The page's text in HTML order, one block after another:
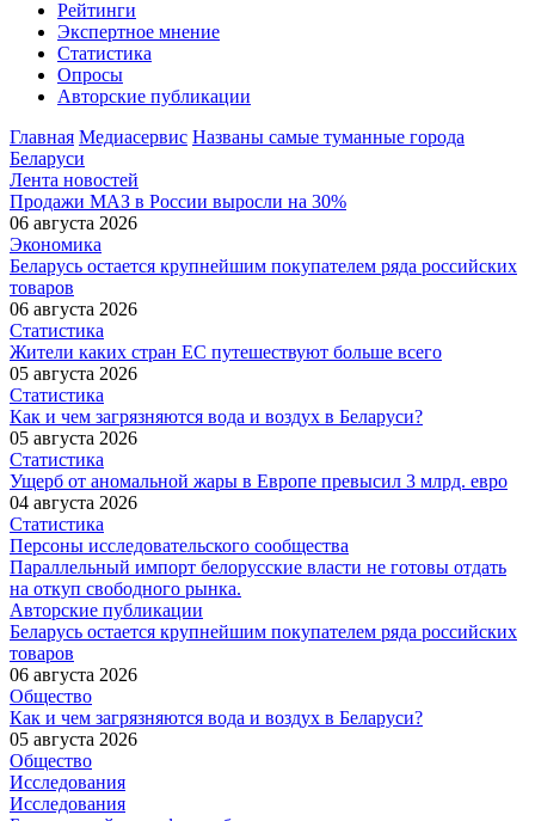
Рейтинги
Экспертное мнение
Статистика
Опросы
Авторские публикации
Главная Медиасервис Названы самые туманные города
Беларуси
Лента новостей
Продажи МАЗ в России выросли на 30%
06 августа 2026
Экономика
Беларусь остается крупнейшим покупателем ряда российских
товаров
06 августа 2026
Статистика
Жители каких стран ЕС путешествуют больше всего
05 августа 2026
Статистика
Как и чем загрязняются вода и воздух в Беларуси?
05 августа 2026
Статистика
Ущерб от аномальной жары в Европе превысил 3 млрд. евро
04 августа 2026
Статистика
Персоны исследовательского сообщества
Параллельный импорт белорусские власти не готовы отдать
на откуп свободного рынка.
Авторские публикации
Беларусь остается крупнейшим покупателем ряда российских
товаров
06 августа 2026
Общество
Как и чем загрязняются вода и воздух в Беларуси?
05 августа 2026
Общество
Исследования
Исследования